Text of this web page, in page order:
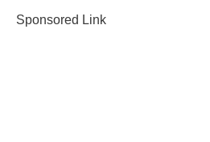
Sponsored Link